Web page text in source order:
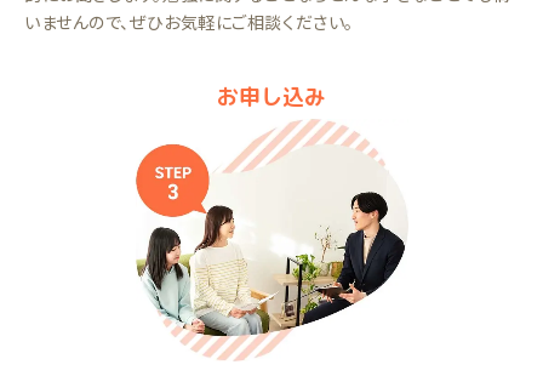
いませんので、ぜひお気軽にご相談ください。
お申し込み